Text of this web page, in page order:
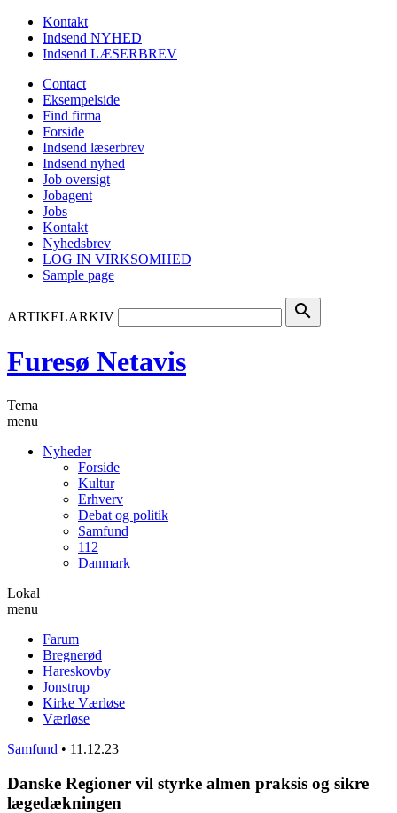
Kontakt
Indsend NYHED
Indsend LÆSERBREV
Contact
Eksempelside
Find firma
Forside
Indsend læserbrev
Indsend nyhed
Job oversigt
Jobagent
Jobs
Kontakt
Nyhedsbrev
LOG IN VIRKSOMHED
Sample page
ARTIKELARKIV search
Furesø Netavis
Tema
menu
Nyheder
Forside
Kultur
Erhverv
Debat og politik
Samfund
112
Danmark
Lokal
menu
Farum
Bregnerød
Hareskovby
Jonstrup
Kirke Værløse
Værløse
Samfund • 11.12.23
Danske Regioner vil styrke almen praksis og sikre
lægedækningen